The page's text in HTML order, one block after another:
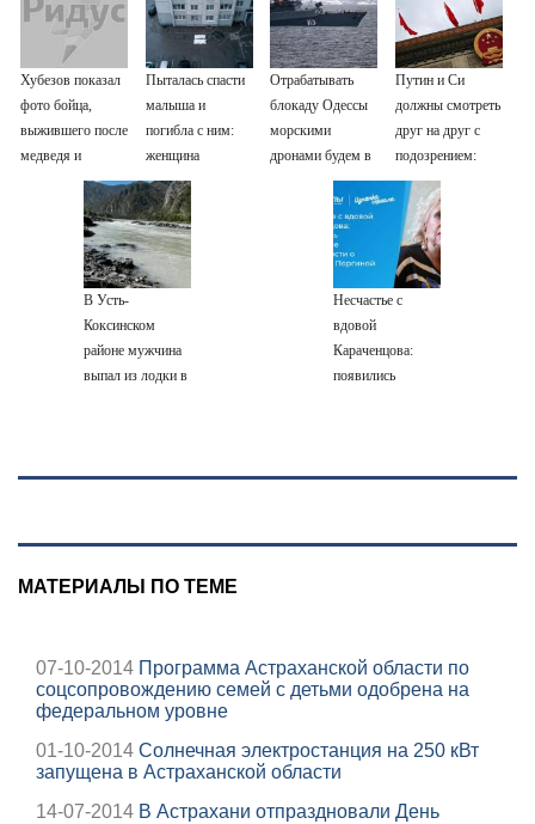
Хубезов показал
фото бойца,
выжившего после
медведя и
Пыталась спасти
малыша и
погибла с ним:
женщина
разбилась
насмерть на
глазах у детей
06/08/2026 –
Новости
Отрабатывать
блокаду Одессы
морскими
дронами будем в
Заполярье? А еще
дальше забраться
адмиралы не
пробовали?
Путин и Си
должны смотреть
друг на друг с
подозрением:
Зеленский
поставил задачу
своим
дипломатам
В Усть-
Коксинском
районе мужчина
выпал из лодки в
Несчастье с
вдовой
Караченцова:
появились
Поргиной
МАТЕРИАЛЫ ПО ТЕМЕ
07-10-2014 Программа Астраханской области по
соцсопровождению семей с детьми одобрена на
федеральном уровне
01-10-2014 Солнечная электростанция на 250 кВт
запущена в Астраханской области
14-07-2014 В Астрахани отпраздновали День